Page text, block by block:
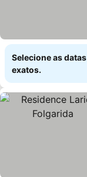
Selecione as
exatos.